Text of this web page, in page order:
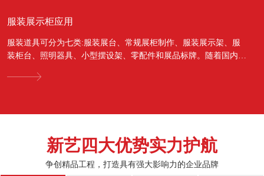
服装展示柜应用
服装道具可分为七类:服装展台、常规展柜制作、服装展示架、服
装柜台、照明器具、小型摆设架、零配件和展品标牌。随着国内经
新艺四大优势实力护航
争创精品工程，打造具有强大影响力的企业品牌